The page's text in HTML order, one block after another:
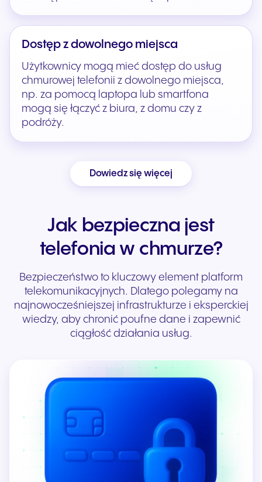
Dostęp z dowolnego miejsca
Użytkownicy mogą mieć dostęp do usług
chmurowej telefonii z dowolnego miejsca,
np. za pomocą laptopa lub smartfona
mogą się łączyć z biura, z domu czy z
podróży.
Dowiedz się więcej
Jak bezpieczna jest
telefonia w chmurze?
Bezpieczeństwo to kluczowy element platform
telekomunikacyjnych. Dlatego polegamy na
najnowocześniejszej infrastrukturze i eksperckiej
wiedzy, aby chronić poufne dane i zapewnić
ciągłość działania usług.